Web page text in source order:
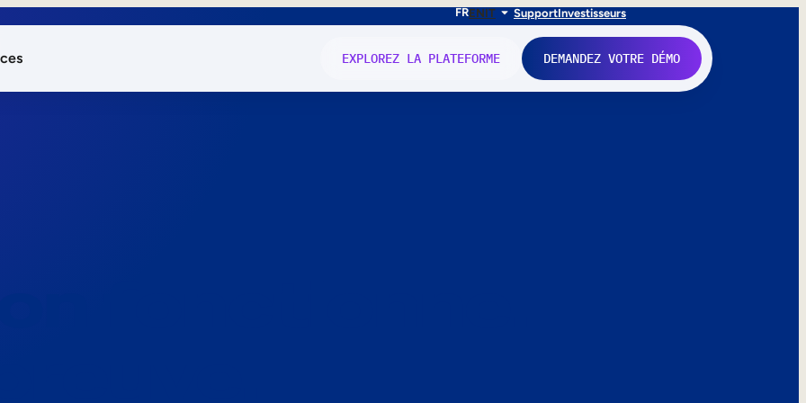
FRENIT SupportInvestisseurs
EXPLOREZ LA PLATEFORME DEMANDEZ VOTRE DÉMO